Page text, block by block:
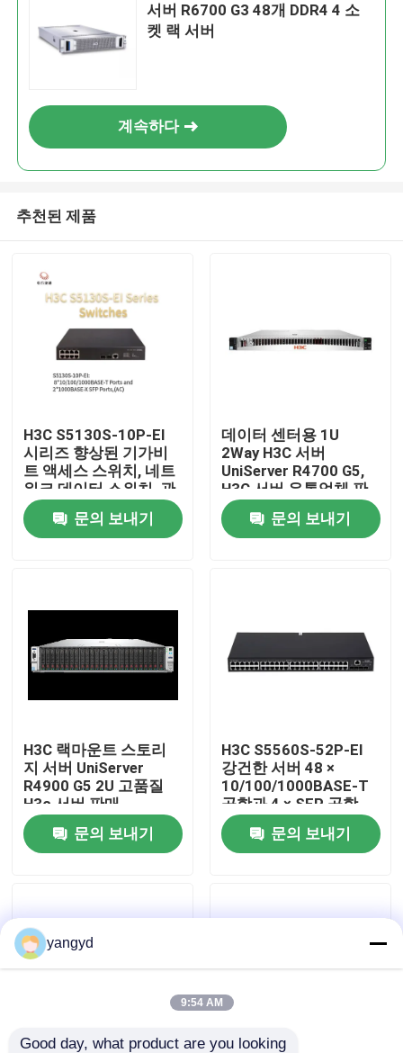
집
우리 에 관한 것
공장 견학
품질 관리
저희와 연락
사건
랙 스토리지 서버
서버 R6700 G3 48개 DDR4 4 소
켓 랙 서버
계속하다
추천된 제품
H3C S5130S-10P-EI
시리즈 향상된 기가비
트 액세스 스위치, 네트
워크 데이터 스위치, 관
리 네트워크 스위치 공
급 업체 문의 보내기
데이터 센터용 1U
2Way H3C 서버
UniServer R4700 G5,
H3C 서버 유통업체 판
매
문의 보내기
H3C 랙마운트 스토리
지 서버 UniServer
R4900 G5 2U 고품질
H3c 서버 판매
문의 보내기
H3C S5560S-52P-EI
강건한 서버 48 ×
10/100/1000BASE-T
공항과 4 × SFP 공항
문의 보내기
yangyd
9:54 AM
Good day, what product are you looking